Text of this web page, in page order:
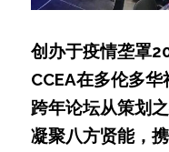
创办于疫情垄罩
CCEA在多伦多华
跨年论坛从策划
凝聚八方贤能，